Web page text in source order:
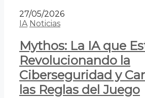
27/05/2026
IA Noticias
Mythos: La IA que
Revolucionando la
Ciberseguridad y
las Reglas del Juego